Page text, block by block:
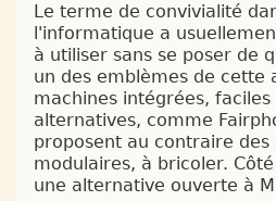
Le terme de convivialité
l'informatique a
à utiliser sans se poser de
un des emblèmes de cette
machines intégrées, faciles
alternatives, comme
proposent au contraire des
modulaires, à bricoler.
une alternative ouverte à